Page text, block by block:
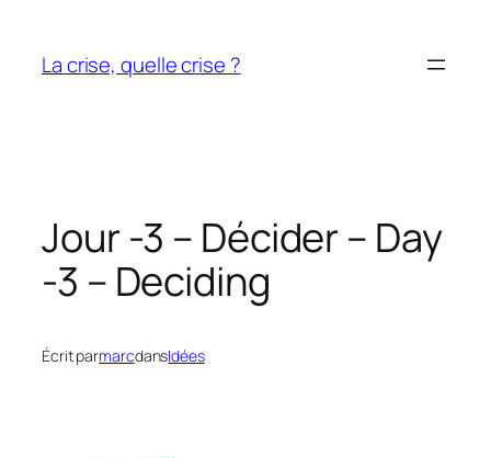
contenu
La crise, quelle crise ?
Jour -3 – Décider – Day
-3 – Deciding
Écrit parmarcdansIdées